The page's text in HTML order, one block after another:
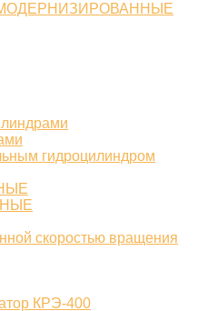
гидроцилиндром
скоростью вращения
КРЭ-400